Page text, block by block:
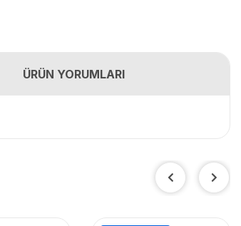
ÜRÜN YORUMLARI